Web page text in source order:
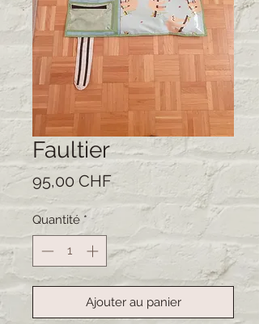
Faultier
95,00 CHFPrix
Quantité *
Ajouter au panier